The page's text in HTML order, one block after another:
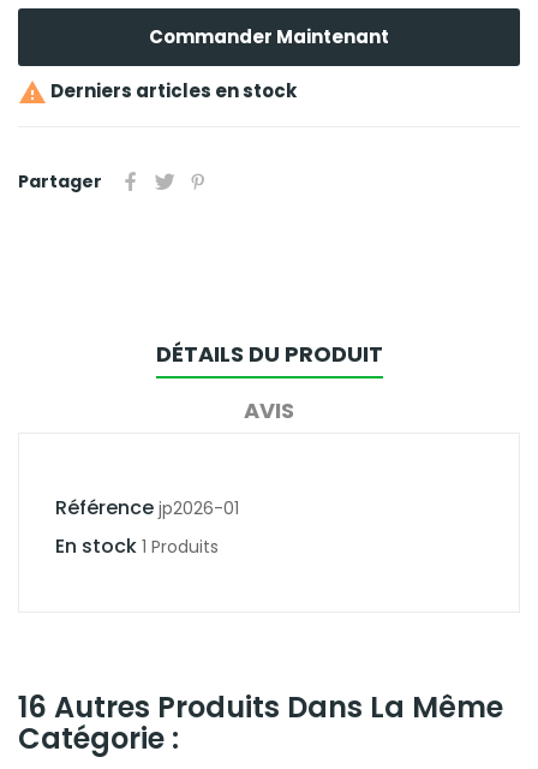
Commander Maintenant
 Derniers articles en stock
Partager
DÉTAILS DU PRODUIT
AVIS
Référence jp2026-01
En stock 1 Produits
16 Autres Produits Dans La Même
Catégorie :